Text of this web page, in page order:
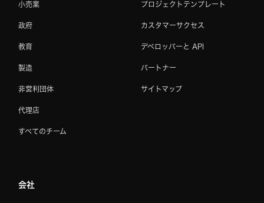
小売業
政府
教育
製造
非営利団体
代理店
すべてのチーム
プロジェクトテンプレート
カスタマーサクセス
デベロッパーと API
パートナー
サイトマップ
会社